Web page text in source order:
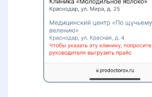
Настройка
Информация по
лидогенерации
История записи на
Пополнение баланса
лицензионного/
договора
Убрать рекламу со
клиники